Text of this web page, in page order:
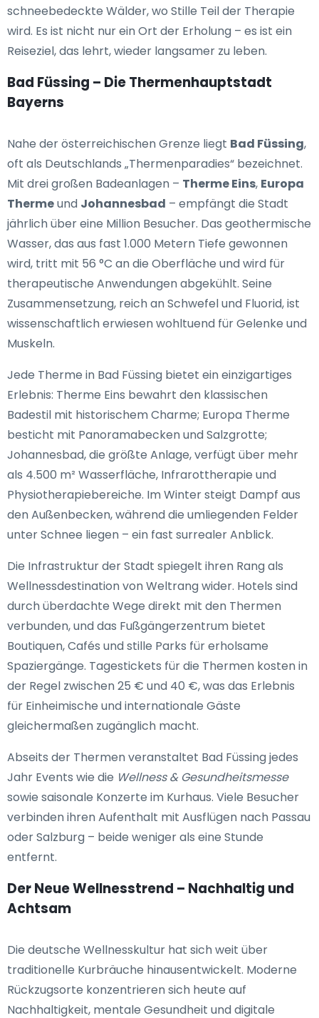
schneebedeckte Wälder, wo Stille Teil der Therapie
wird. Es ist nicht nur ein Ort der Erholung – es ist ein
Reiseziel, das lehrt, wieder langsamer zu leben.
Bad Füssing – Die Thermenhauptstadt
Bayerns
Nahe der österreichischen Grenze liegt Bad Füssing,
oft als Deutschlands „Thermenparadies“ bezeichnet.
Mit drei großen Badeanlagen – Therme Eins, Europa
Thermeund Johannesbad – empfängt die Stadt
jährlich über eine Million Besucher. Das geothermische
Wasser, das aus fast 1.000 Metern Tiefe gewonnen
wird, tritt mit 56 °C an die Oberfläche und wird für
therapeutische Anwendungen abgekühlt. Seine
Zusammensetzung, reich an Schwefel und Fluorid, ist
wissenschaftlich erwiesen wohltuend für Gelenke und
Muskeln.
Jede Therme in Bad Füssing bietet ein einzigartiges
Erlebnis: Therme Eins bewahrt den klassischen
Badestil mit historischem Charme; Europa Therme
besticht mit Panoramabecken und Salzgrotte;
Johannesbad, die größte Anlage, verfügt über mehr
als 4.500 m² Wasserfläche, Infrarottherapie und
Physiotherapiebereiche. Im Winter steigt Dampf aus
den Außenbecken, während die umliegenden Felder
unter Schnee liegen – ein fast surrealer Anblick.
Die Infrastruktur der Stadt spiegelt ihren Rang als
Wellnessdestination von Weltrang wider. Hotels sind
durch überdachte Wege direkt mit den Thermen
verbunden, und das Fußgängerzentrum bietet
Boutiquen, Cafés und stille Parks für erholsame
Spaziergänge. Tagestickets für die Thermen kosten in
der Regel zwischen 25 € und 40 €, was das Erlebnis
für Einheimische und internationale Gäste
gleichermaßen zugänglich macht.
Abseits der Thermen veranstaltet Bad Füssing jedes
Jahr Events wie die Wellness & Gesundheitsmesse
sowie saisonale Konzerte im Kurhaus. Viele Besucher
verbinden ihren Aufenthalt mit Ausflügen nach Passau
oder Salzburg – beide weniger als eine Stunde
entfernt.
Der Neue Wellnesstrend – Nachhaltig und
Achtsam
Die deutsche Wellnesskultur hat sich weit über
traditionelle Kurbräuche hinausentwickelt. Moderne
Rückzugsorte konzentrieren sich heute auf
Nachhaltigkeit, mentale Gesundheit und digitale